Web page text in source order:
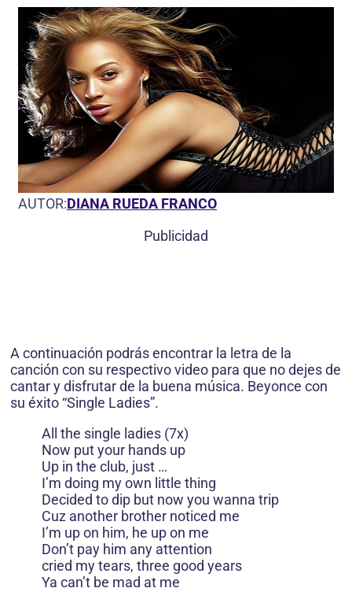
AUTOR:DIANA RUEDA FRANCO
Publicidad
A continuación podrás encontrar la letra de la
canción con su respectivo video para que no dejes de
cantar y disfrutar de la buena música. Beyonce con
su éxito “Single Ladies”.
All the single ladies (7x)
Now put your hands up
Up in the club, just …
I’m doing my own little thing
Decided to dip but now you wanna trip
Cuz another brother noticed me
I’m up on him, he up on me
Don’t pay him any attention
cried my tears, three good years
Ya can’t be mad at me